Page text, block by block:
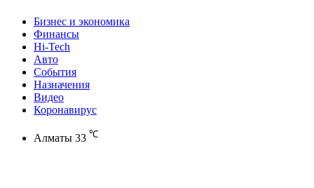
Бизнес и экономика
Финансы
Hi-Tech
Авто
События
Назначения
Видео
Коронавирус
Алматы 33 ℃